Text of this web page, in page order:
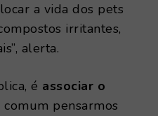
a vida dos pets
irritantes,
alerta.
é associar o
comum pensarmos